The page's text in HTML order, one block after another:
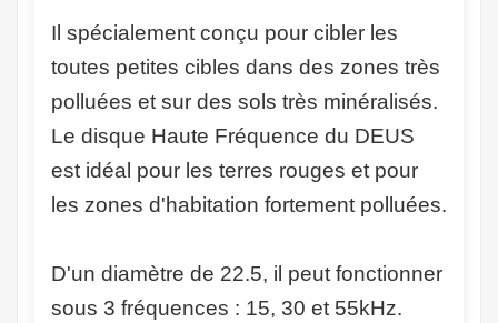
Il spécialement conçu pour cibler les
toutes petites cibles dans des zones très
polluées et sur des sols très minéralisés.
Le disque Haute Fréquence du DEUS
est idéal pour les terres rouges et pour
les zones d'habitation fortement polluées.
D'un diamètre de 22.5, il peut fonctionner
sous 3 fréquences : 15, 30 et 55kHz.